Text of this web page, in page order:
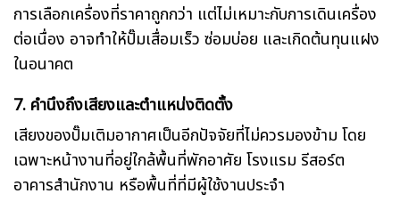
การเลือกเครื่องที่ราคาถูกกว่า แต่ไม่เหมาะกับการเดินเครื่อง
ต่อเนื่อง อาจทำให้ปั๊มเสื่อมเร็ว ซ่อมบ่อย และเกิดต้นทุนแฝง
ในอนาคต
7. คำนึงถึงเสียงและตำแหน่งติดตั้ง
เสียงของปั๊มเติมอากาศเป็นอีกปัจจัยที่ไม่ควรมองข้าม โดย
เฉพาะหน้างานที่อยู่ใกล้พื้นที่พักอาศัย โรงแรม รีสอร์ต
อาคารสำนักงาน หรือพื้นที่ที่มีผู้ใช้งานประจำ